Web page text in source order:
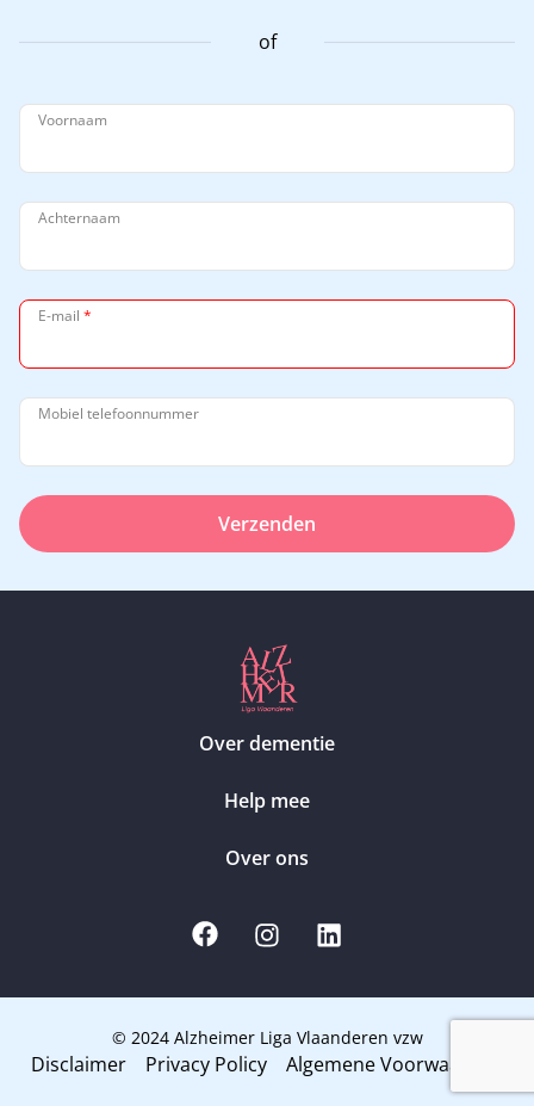
of
Voornaam
Achternaam
E-mail *
Mobiel telefoonnummer
Verzenden
Over dementie
Help mee
Over ons
© 2024 Alzheimer Liga Vlaanderen vzw
Disclaimer Privacy Policy Algemene Voorwaarden